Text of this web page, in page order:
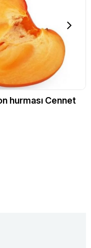
hurması Cennet